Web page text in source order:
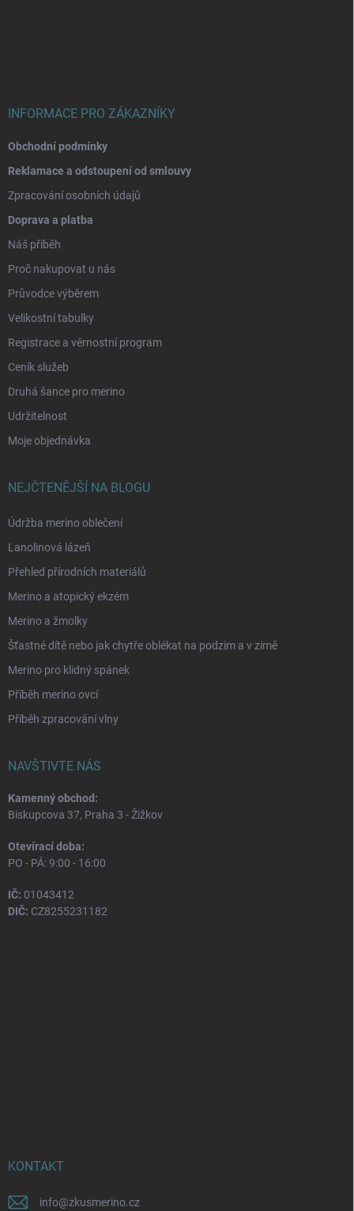
INFORMACE PRO ZÁKAZNÍKY
Obchodní podmínky
Reklamace a odstoupení od smlouvy
Zpracování osobních údajů
Doprava a platba
Náš příběh
Proč nakupovat u nás
Průvodce výběrem
Velikostní tabulky
Registrace a věrnostní program
Ceník služeb
Druhá šance pro merino
Udržitelnost
Moje objednávka
NEJČTENĚJŠÍ NA BLOGU
Údržba merino oblečení
Lanolinová lázeň
Přehled přírodních materiálů
Merino a atopický ekzém
Merino a žmolky
Šťastné dítě nebo jak chytře oblékat na podzim a v zimě
Merino pro klidný spánek
Příběh merino ovcí
Příběh zpracování vlny
NAVŠTIVTE NÁS
Kamenný obchod:
Biskupcova 37, Praha 3 - Žižkov
Otevírací doba:
PO - PÁ: 9:00 - 16:00
IČ: 01043412
DIČ: CZ8255231182
KONTAKT
info@zkusmerino.cz